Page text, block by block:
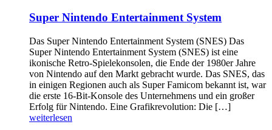
Super Nintendo Entertainment System
Das Super Nintendo Entertainment System (SNES) Das
Super Nintendo Entertainment System (SNES) ist eine
ikonische Retro-Spielekonsolen, die Ende der 1980er Jahre
von Nintendo auf den Markt gebracht wurde. Das SNES, das
in einigen Regionen auch als Super Famicom bekannt ist, war
die erste 16-Bit-Konsole des Unternehmens und ein großer
Erfolg für Nintendo. Eine Grafikrevolution: Die […]
weiterlesen